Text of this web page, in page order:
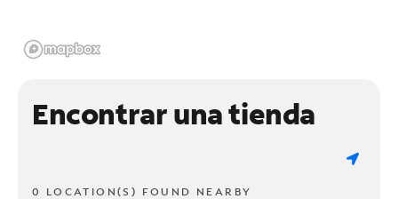
Encontrar una tienda
0 LOCATION(S) FOUND NEARBY